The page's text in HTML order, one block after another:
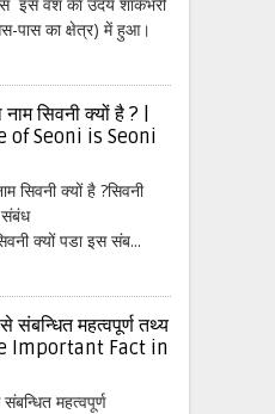
पास का क्षेत्र) में हुआ।
सिवनी क्यों है ? |
of Seoni is Seoni
सिवनी क्यों है ?सिवनी
क्यों पडा इस संब...
संबन्धित महत्वपूर्ण तथ्य
Important Fact in
महत्वपूर्ण